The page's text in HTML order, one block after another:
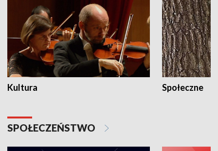
Kultura Społeczne
SPOŁECZEŃSTWO